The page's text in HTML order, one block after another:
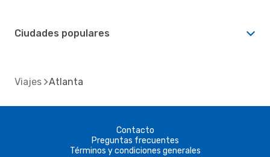
Ciudades populares
Viajes Atlanta
Contacto
Preguntas frecuentes
Términos y condiciones generales